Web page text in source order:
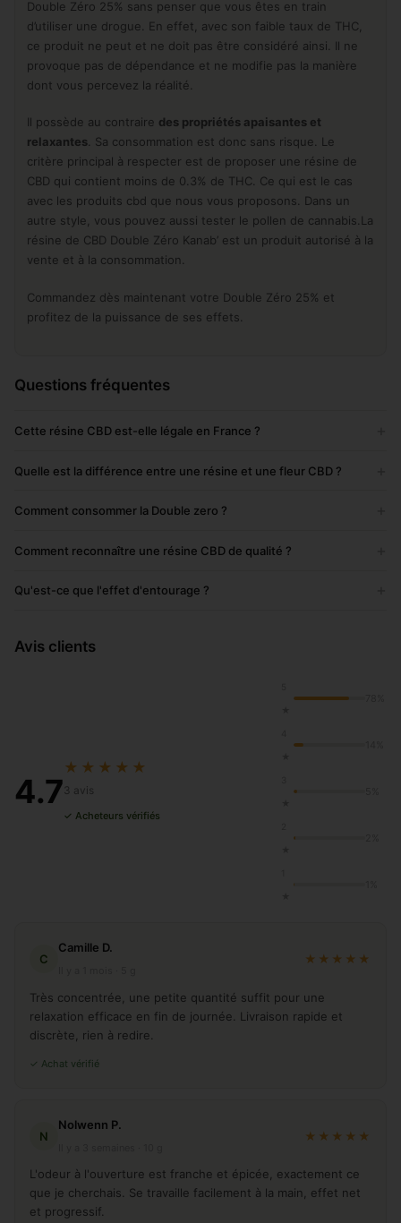
Double Zéro 25% sans penser que vous êtes en train
d’utiliser une drogue. En effet, avec son faible taux de THC,
ce produit ne peut et ne doit pas être considéré ainsi. Il ne
provoque pas de dépendance et ne modifie pas la manière
dont vous percevez la réalité.
Il possède au contraire des propriétés apaisantes et
relaxantes. Sa consommation est donc sans risque. Le
critère principal à respecter est de proposer une résine de
CBD qui contient moins de 0.3% de THC. Ce qui est le cas
avec les produits cbd que nous vous proposons. Dans un
autre style, vous pouvez aussi tester le pollen de cannabis.La
résine de CBD Double Zéro Kanab’ est un produit autorisé à la
vente et à la consommation.
Commandez dès maintenant votre Double Zéro 25% et
profitez de la puissance de ses effets.
Questions fréquentes
Cette résine CBD est-elle légale en France ?
Quelle est la différence entre une résine et une fleur CBD ?
Comment consommer la Double zero ?
Comment reconnaître une résine CBD de qualité ?
Qu'est-ce que l'effet d'entourage ?
Avis clients
4.7
★★★★★
3 avis
✓ Acheteurs vérifiés
C
Camille D.
★★★★★
Très concentrée, une petite quantité suffit pour une
relaxation efficace en fin de journée. Livraison rapide et
discrète, rien à redire.
✓ Achat vérifié
N
Nolwenn P.
★★★★★
L'odeur à l'ouverture est franche et épicée, exactement ce
que je cherchais. Se travaille facilement à la main, effet net
et progressif.